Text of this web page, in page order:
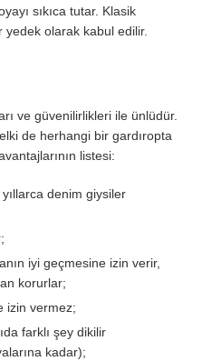
sıkıca tutar. Klasik
olarak kabul edilir.
ve güvenilirlikleri ile ünlüdür.
de herhangi bir gardıropta
listesi:
yıllarca denim giysiler
iyi geçmesine izin verir,
korurlar;
izin vermez;
farklı şey dikilir
kadar);